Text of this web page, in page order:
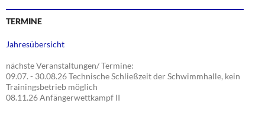
TERMINE
Jahresübersicht
nächste Veranstaltungen/ Termine:
09.07. - 30.08.26 Technische Schließzeit der Schwimmhalle, kein
Trainingsbetrieb möglich
08.11.26 Anfängerwettkampf II